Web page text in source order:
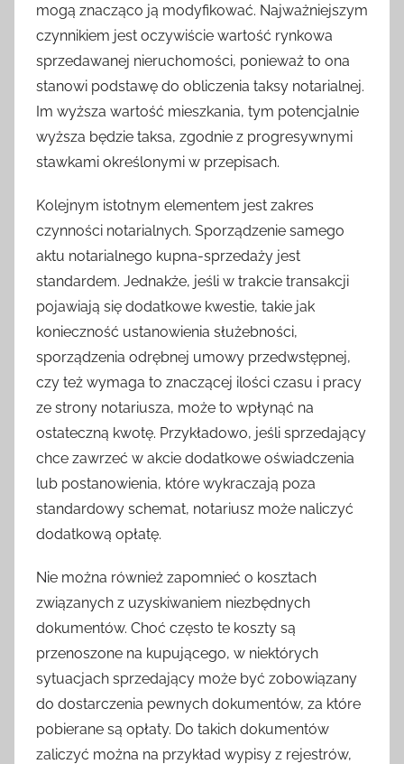
mogą znacząco ją modyfikować. Najważniejszym
czynnikiem jest oczywiście wartość rynkowa
sprzedawanej nieruchomości, ponieważ to ona
stanowi podstawę do obliczenia taksy notarialnej.
Im wyższa wartość mieszkania, tym potencjalnie
wyższa będzie taksa, zgodnie z progresywnymi
stawkami określonymi w przepisach.
Kolejnym istotnym elementem jest zakres
czynności notarialnych. Sporządzenie samego
aktu notarialnego kupna-sprzedaży jest
standardem. Jednakże, jeśli w trakcie transakcji
pojawiają się dodatkowe kwestie, takie jak
konieczność ustanowienia służebności,
sporządzenia odrębnej umowy przedwstępnej,
czy też wymaga to znaczącej ilości czasu i pracy
ze strony notariusza, może to wpłynąć na
ostateczną kwotę. Przykładowo, jeśli sprzedający
chce zawrzeć w akcie dodatkowe oświadczenia
lub postanowienia, które wykraczają poza
standardowy schemat, notariusz może naliczyć
dodatkową opłatę.
Nie można również zapomnieć o kosztach
związanych z uzyskiwaniem niezbędnych
dokumentów. Choć często te koszty są
przenoszone na kupującego, w niektórych
sytuacjach sprzedający może być zobowiązany
do dostarczenia pewnych dokumentów, za które
pobierane są opłaty. Do takich dokumentów
zaliczyć można na przykład wypisy z rejestrów,